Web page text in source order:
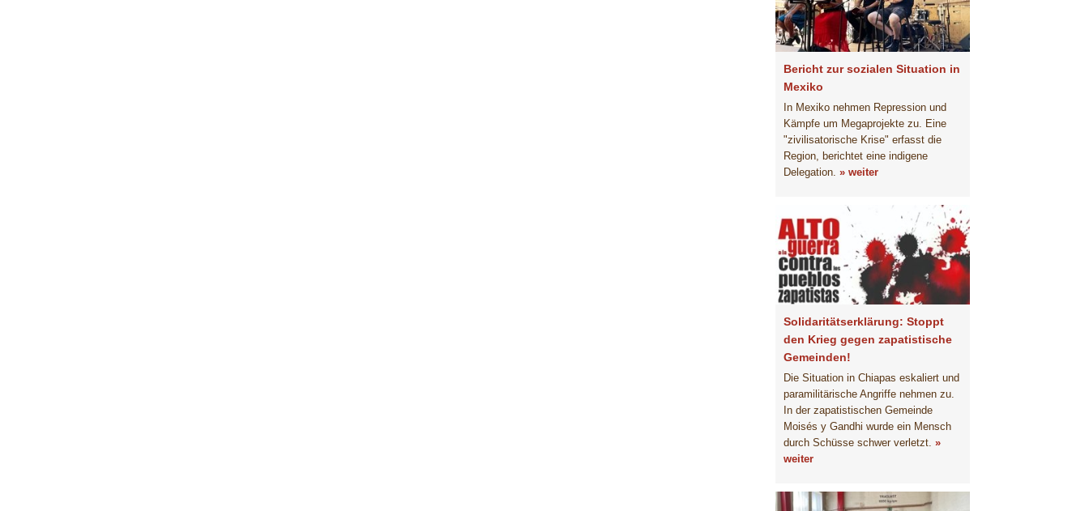
Bericht zur sozialen Situation in
Mexiko
In Mexiko nehmen Repression und
Kämpfe um Megaprojekte zu. Eine
"zivilisatorische Krise" erfasst die
Region, berichtet eine indigene
Delegation. » weiter
Solidaritätserklärung: Stoppt
den Krieg gegen zapatistische
Gemeinden!
Die Situation in Chiapas eskaliert und
paramilitärische Angriffe nehmen zu.
In der zapatistischen Gemeinde
Moisés y Gandhi wurde ein Mensch
durch Schüsse schwer verletzt. »
weiter